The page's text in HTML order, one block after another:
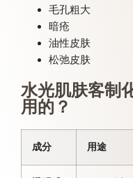
毛孔粗大
暗疮
油性皮肤
松弛皮肤
水光肌肤客制
用的？
成分 用途